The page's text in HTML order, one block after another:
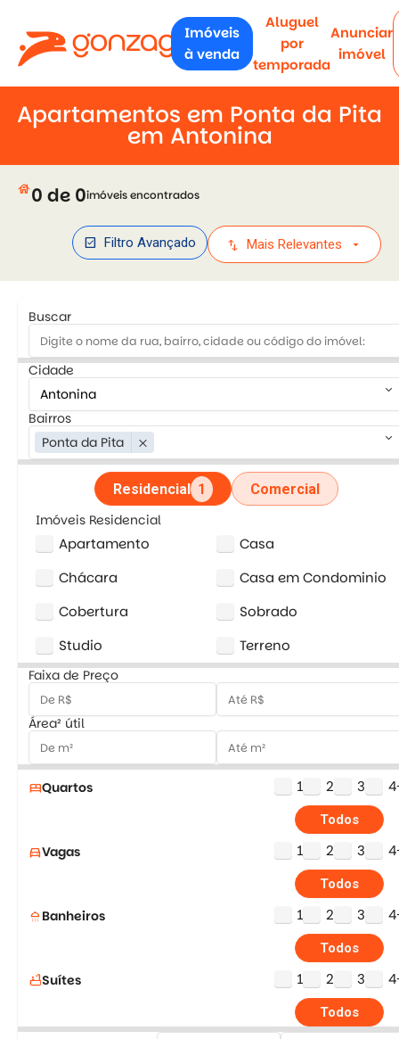
Imóveis
à venda
Aluguel
por
temporada
Anunciar
imóvel
Apartamentos em Ponta da Pita
em Antonina
house0 de 0imóveis encontrados
check_box Filtro Avançado swap_vert Mais Relevantes arrow_drop_down
Buscar
Cidade
keyboard_arrow_down
Bairros
Ponta da Pita
close keyboard_arrow_down
Residencial 1 Comercial
Imóveis Residencial
Apartamento
Casa
Chácara
Casa em Condominio
Cobertura
Sobrado
Studio
Terreno
Faixa de Preço
Área² útil
bedQuartos 1 2 3
Todos
directions_carVagas 1 2 3
Todos
shower Banheiros 1 2 3
Todos
bathtubSuítes 1 2 3
Todos